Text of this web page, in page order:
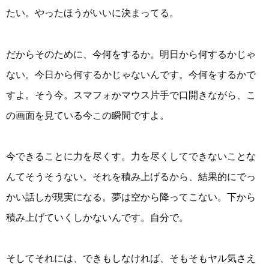
たい。やったほうがいいに決まってる。
だからそのために、今何をするか。明日から何するかじゃ
ない。今日から何するかじゃないんです。今何をするかで
すよ。そう今。スマフォかマウス片手で口開きながら、こ
の画面を見ている今この瞬間ですよ。
今できることに力を尽くす。力を尽くしてできないことな
んてそうそうない。それを積み上げるから、結果的にでっ
かい話しが現実になる。夢は空から降ってこない。下から
積み上げていくしかないんです。自分で。
そしてそれには、できもしなければ、そもそもヤル気さえ